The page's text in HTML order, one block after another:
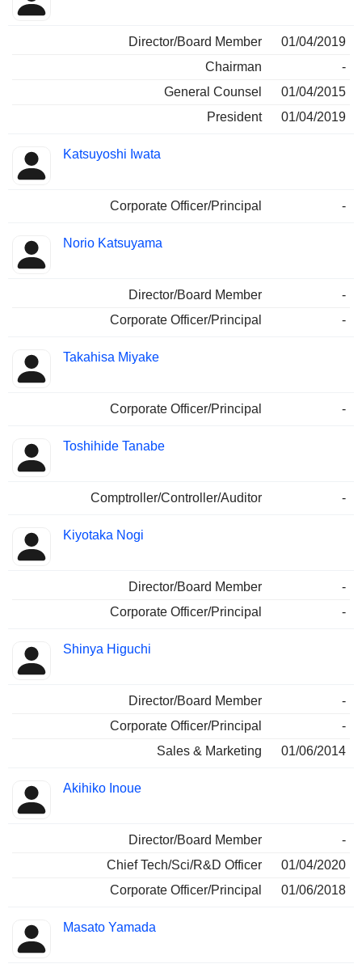
Director/Board Member
01/04/2019
Chairman
-
General Counsel
01/04/2015
President
01/04/2019
Katsuyoshi Iwata
Corporate Officer/Principal -
Norio Katsuyama
Director/Board Member
-
Corporate Officer/Principal
-
Takahisa Miyake
Corporate Officer/Principal -
Toshihide Tanabe
Comptroller/Controller/Auditor -
Kiyotaka Nogi
Director/Board Member
-
Corporate Officer/Principal
-
Shinya Higuchi
Director/Board Member
-
Corporate Officer/Principal
-
Sales & Marketing
01/06/2014
Akihiko Inoue
Director/Board Member
-
Chief Tech/Sci/R&D Officer
01/04/2020
Corporate Officer/Principal
01/06/2018
Masato Yamada